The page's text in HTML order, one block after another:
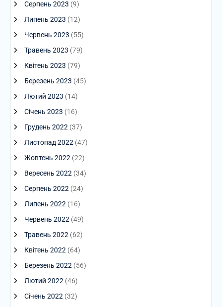
Серпень 2023 (9)
Липень 2023 (12)
Червень 2023 (55)
Травень 2023 (79)
Квітень 2023 (79)
Березень 2023 (45)
Лютий 2023 (14)
Січень 2023 (16)
Грудень 2022 (37)
Листопад 2022 (47)
Жовтень 2022 (22)
Вересень 2022 (34)
Серпень 2022 (24)
Липень 2022 (16)
Червень 2022 (49)
Травень 2022 (62)
Квітень 2022 (64)
Березень 2022 (56)
Лютий 2022 (46)
Січень 2022 (32)